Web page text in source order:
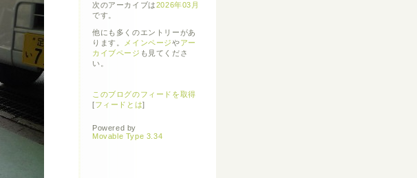
次のアーカイブは2026年03月
です。
他にも多くのエントリーがあ
ります。
メインページやアー
カイブページ も見てくださ
い。
このブログのフィードを取得
[フィードとは]
Powered by
Movable Type 3.34